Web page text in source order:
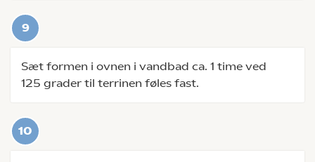
Sæt formen i ovnen i vandbad ca. 1 time ved
125 grader til terrinen føles fast.